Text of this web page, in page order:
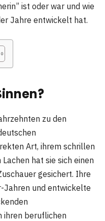
ist oder war und wie
Jahre entwickelt hat.
zu den
Art, ihrem schrillen
hat sie sich einen
gesichert. Ihre
Jahren und entwickelte
ihren beruflichen